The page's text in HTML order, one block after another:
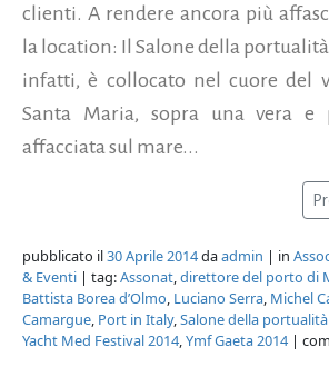
clienti. A rendere ancora più
la location: Il Salone della
infatti, è collocato nel cuore del
Santa Maria, sopra una vera e
affacciata sul mare...
pubblicato il30 Aprile 2014daadmin | in
& Eventi | tag:Assonat,direttore del porto di
Battista Borea d’Olmo, Luciano Serra, Michel
Camargue, Port in Italy,Salone della
Yacht Med Festival 2014,Ymf Gaeta 2014 |